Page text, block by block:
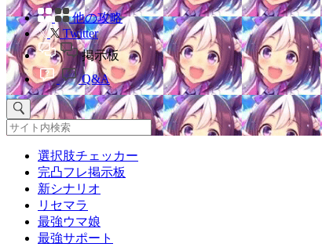
他の攻略
Twitter
掲示板
Q&A
選択肢チェッカー
完凸フレ掲示板
新シナリオ
リセマラ
最強ウマ娘
最強サポート